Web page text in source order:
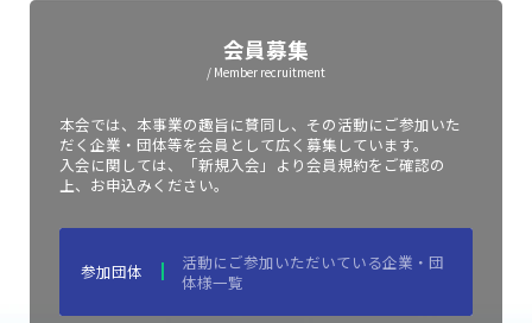
会員募集
/ Member recruitment
本会では、本事業の趣旨に賛同し、その活動にご参加いた
だく企業・団体等を会員として広く募集しています。
入会に関しては、「新規入会」より会員規約をご確認の
上、お申込みください。
参加団体
活動にご参加いただいている企業・団
体様一覧